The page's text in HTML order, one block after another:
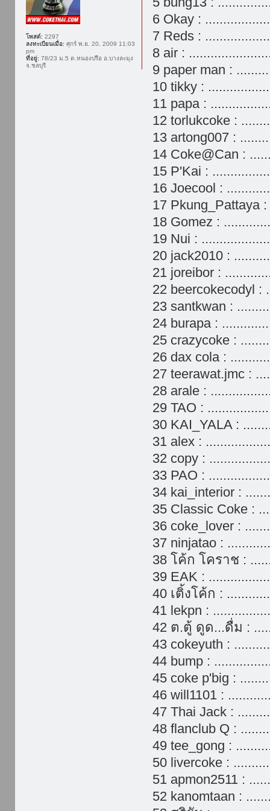
6 Okay :
7 Reds :
8 air :
9 paper man :
10 tikky :
11 papa :
12 torlukcoke :
13 artong007 :
14 Coke@Can :
15 P'Kai :
16 Joecool :
17 Pkung_Pattaya
18 Gomez :
19 Nui :
20 jack2010 :
21 joreibor :
22 beercokecodyl
23 santkwan :
24 burapa :
25 crazycoke :
26 dax cola :
27 teerawat.jmc :
28 arale :
29 TAO :
30 KAI_YALA :
31 alex :
32 copy :
33 PAO :
34 kai_interior :
35 Classic Coke :
36 coke_lover :
37 ninjatao :
38 โค้ก โคราช :
39 EAK :
40 เติ้งโค้ก :
41 lekpn :
42 ต.ตู้ ดูด...ดื่ม :
43 cokeyuth :
44 bump :
45 coke p'big :
46 will1101 :
47 Thai Jack :
48 flanclub Q :
49 tee_gong :
50 livercoke :
51 apmon2511 :
52 kanomtaan :
โพสต์: 2297
ลงทะเบียนเมื่อ: ศุกร์ พ.ย. 20, 2009 11:03
pm
ที่อยู่: 78/23 ม.5 ต.หนองปรือ อ.บางละมุง
จ.ชลบุรี